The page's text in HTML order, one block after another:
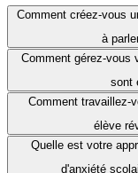
Comment créez-vous
à
Comment gérez-vous
sont
Comment travaillez-
élève
Quelle est votre
d'anxiété